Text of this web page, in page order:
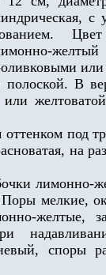
Цвет
или
В
под
на
лимонно-
мелкие,
желтые,
споры